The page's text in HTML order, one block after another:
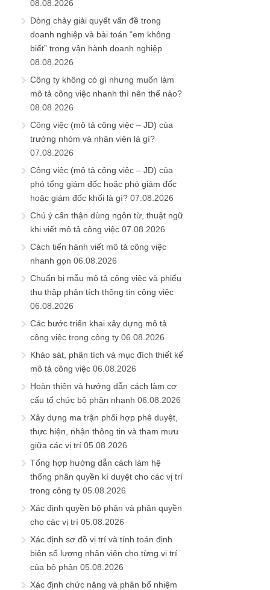
08.08.2026
Dòng chảy giải quyết vấn đề trong
doanh nghiệp và bài toán “em không
biết” trong vận hành doanh nghiệp
08.08.2026
Công ty không có gì nhưng muốn làm
mô tả công việc nhanh thì nên thế nào?
08.08.2026
Công việc (mô tả công việc – JD) của
trưởng nhóm và nhân viên là gì?
07.08.2026
Công việc (mô tả công việc – JD) của
phó tổng giám đốc hoặc phó giám đốc
hoặc giám đốc khối là gì? 07.08.2026
Chú ý cẩn thận dùng ngôn từ, thuật ngữ
khi viết mô tả công việc 07.08.2026
Cách tiến hành viết mô tả công việc
nhanh gọn 06.08.2026
Chuẩn bị mẫu mô tả công việc và phiếu
thu thập phân tích thông tin công việc
06.08.2026
Các bước triển khai xây dựng mô tả
công việc trong công ty 06.08.2026
Khảo sát, phân tích và mục đích thiết kế
mô tả công việc 06.08.2026
Hoàn thiện và hướng dẫn cách làm cơ
cấu tổ chức bộ phận nhanh 06.08.2026
Xây dựng ma trận phối hợp phê duyệt,
thực hiện, nhận thông tin và tham mưu
giữa các vị trí 05.08.2026
Tổng hợp hướng dẫn cách làm hệ
thống phân quyền kí duyệt cho các vị trí
trong công ty 05.08.2026
Xác định quyền bộ phận và phân quyền
cho các vị trí 05.08.2026
Xác định sơ đồ vị trí và tính toán định
biên số lượng nhân viên cho từng vị trí
của bộ phận 05.08.2026
Xác định chức năng và phân bổ nhiệm